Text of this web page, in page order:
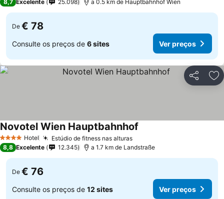
8,7 Excelente 25.098 a 0.5 km de Hauptbahnhof Wien
De € 78
Consulte os preços de 6 sites Ver preços
Partilhar
4 EstrelasHotel Estúdio de fitness nas alturas
Novotel Wien Hauptbahnhof
8,8 Excelente 12.345 a 1.7 km de Landstraße
De € 76
Consulte os preços de 12 sites Ver preços